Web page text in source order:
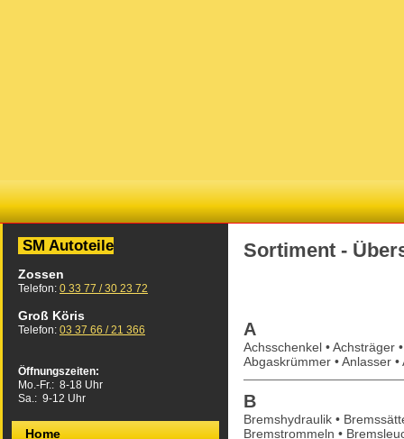
SM Autoteile
Zossen
Telefon: 0 33 77 / 30 23 72
Groß Köris
Telefon: 03 37 66 / 21 366
Öffnungszeiten:
Mo.-Fr.: 8-18 Uhr
Sa.: 9-12 Uhr
Home
Sortiment -
A
Achsschenkel • Achsträger
Abgaskrümmer • Anlasser
B
Bremshydraulik •
Bremstrommeln •